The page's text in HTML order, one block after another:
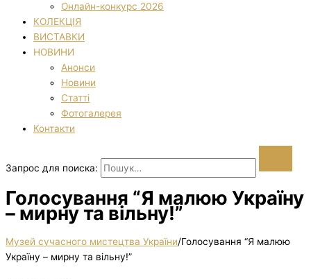
Онлайн-конкурс 2026
КОЛЕКЦІЯ
ВИСТАВКИ
НОВИНИ
Анонси
Новини
Статті
Фотогалерея
Контакти
Запрос для поиска:
Голосування “Я малюю Україну
– мирну та вільну!”
Музей сучасного мистецтва України/Голосування “Я малюю
Україну – мирну та вільну!”